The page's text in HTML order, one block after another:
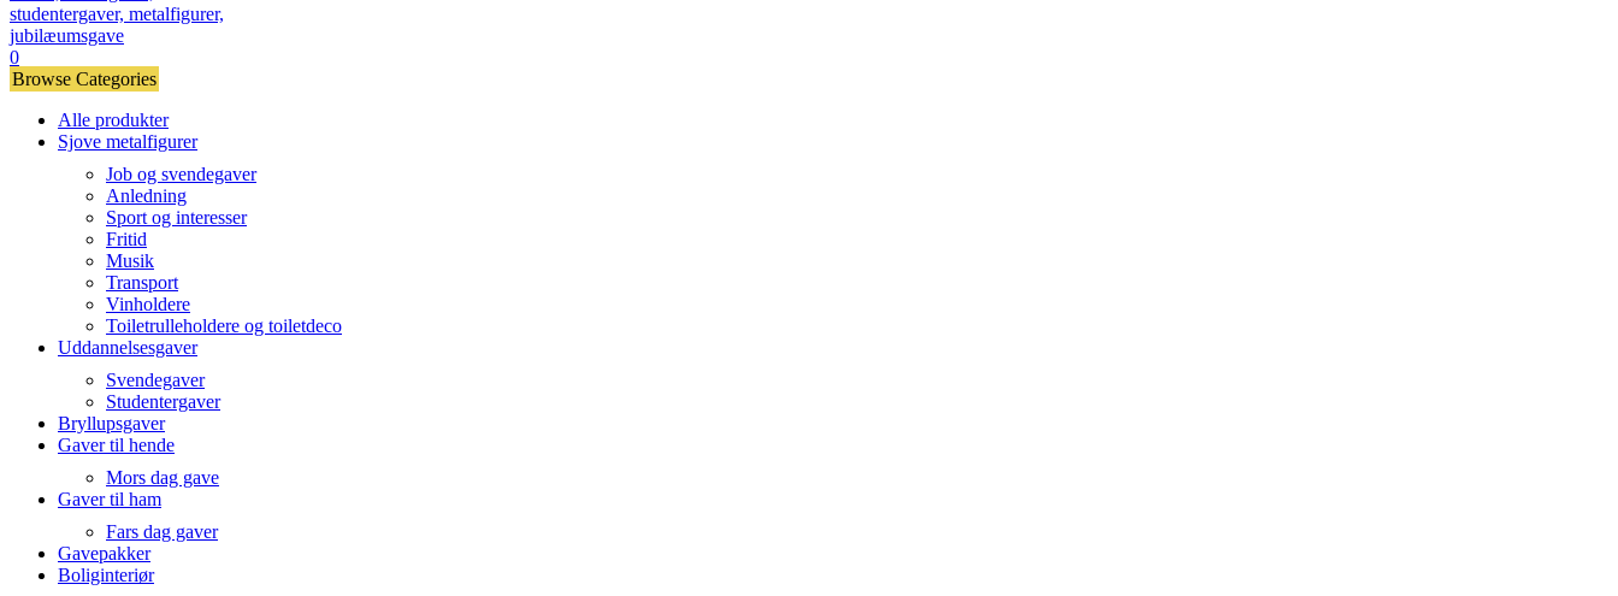
0
Browse Categories
Alle produkter
Sjove metalfigurer
Job og svendegaver
Anledning
Sport og interesser
Fritid
Musik
Transport
Vinholdere
Toiletrulleholdere og toiletdeco
Uddannelsesgaver
Svendegaver
Studentergaver
Bryllupsgaver
Gaver til hende
Mors dag gave
Gaver til ham
Fars dag gaver
Gavepakker
Boliginteriør